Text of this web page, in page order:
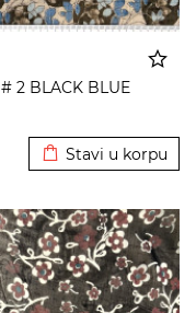
2 BLACK BLUE
Stavi u korpu